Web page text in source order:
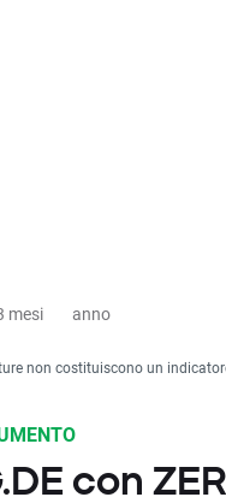
mesi anno
non costituiscono un
con